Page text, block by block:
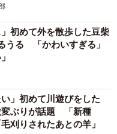
初めて外を散歩した豆柴
うる 「かわいすぎる」
い」初めて川遊びをした
変ぶりが話題 「新種
刈りされたあとの羊」